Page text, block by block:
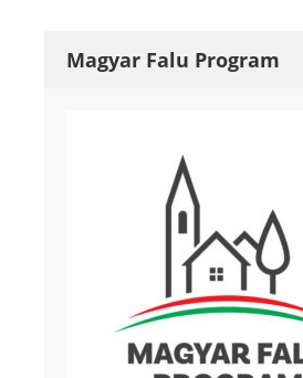
Magyar Falu Program